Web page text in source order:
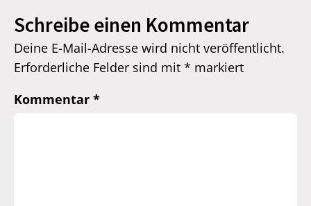
Schreibe einen Kommentar
Deine E-Mail-Adresse wird nicht veröffentlicht.
Erforderliche Felder sind mit * markiert
Kommentar *